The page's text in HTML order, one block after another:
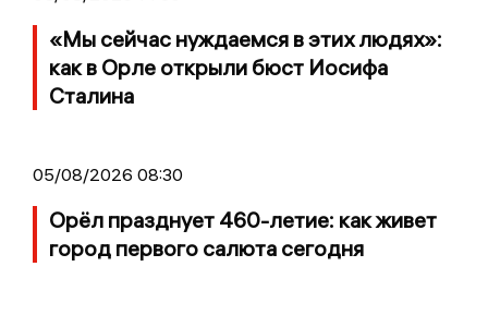
«Мы сейчас нуждаемся в этих людях»:
как в Орле открыли бюст Иосифа
Сталина
05/08/2026 08:30
Орёл празднует 460-летие: как живет
город первого салюта сегодня